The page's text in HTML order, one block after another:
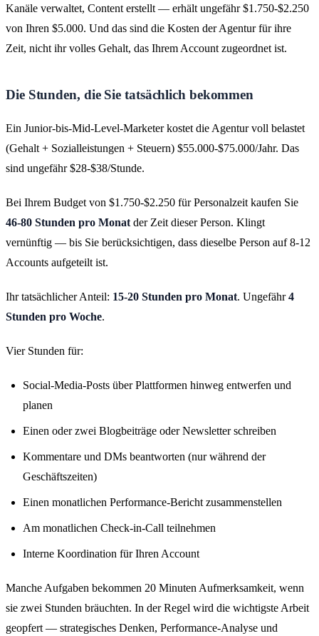
Kanäle verwaltet, Content erstellt — erhält ungefähr $1.750-$2.250
von Ihren $5.000. Und das sind die Kosten der Agentur für ihre
Zeit, nicht ihr volles Gehalt, das Ihrem Account zugeordnet ist.
Die Stunden, die Sie tatsächlich bekommen
Ein Junior-bis-Mid-Level-Marketer kostet die Agentur voll belastet
(Gehalt + Sozialleistungen + Steuern) $55.000-$75.000/Jahr. Das
sind ungefähr $28-$38/Stunde.
Bei Ihrem Budget von $1.750-$2.250 für Personalzeit kaufen Sie
46-80 Stunden pro Monat der Zeit dieser Person. Klingt
vernünftig — bis Sie berücksichtigen, dass dieselbe Person auf 8-12
Accounts aufgeteilt ist.
Ihr tatsächlicher Anteil: 15-20 Stunden pro Monat. Ungefähr4
Stunden pro Woche.
Vier Stunden für:
Social-Media-Posts über Plattformen hinweg entwerfen und
planen
Einen oder zwei Blogbeiträge oder Newsletter schreiben
Kommentare und DMs beantworten (nur während der
Geschäftszeiten)
Einen monatlichen Performance-Bericht zusammenstellen
Am monatlichen Check-in-Call teilnehmen
Interne Koordination für Ihren Account
Manche Aufgaben bekommen 20 Minuten Aufmerksamkeit, wenn
sie zwei Stunden bräuchten. In der Regel wird die wichtigste Arbeit
geopfert — strategisches Denken, Performance-Analyse und